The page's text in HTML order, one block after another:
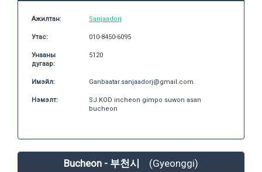
Ажилтан: Sanjaadorj
Утас: 010-8450-6095
Унааны
дугаар:
5120
Имэйл: Ganbaatar.sanjaadorj@gmail.com
Нэмэлт:
SJ KOD incheon gimpo suwon asan
bucheon
Bucheon - 부천시 (Gyeonggi)